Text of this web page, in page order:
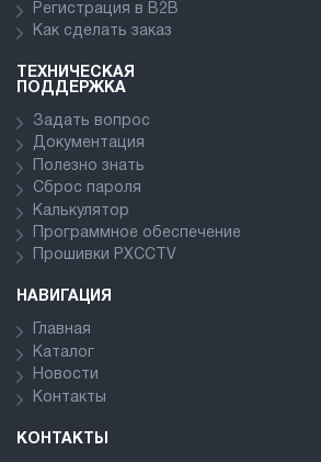
Регистрация в В2В
Как сделать заказ
ТЕХНИЧЕСКАЯ
ПОДДЕРЖКА
Задать вопрос
Документация
Полезно знать
Сброс пароля
Калькулятор
Программное обеспечение
Прошивки PXCCTV
НАВИГАЦИЯ
Главная
Каталог
Новости
Контакты
КОНТАКТЫ